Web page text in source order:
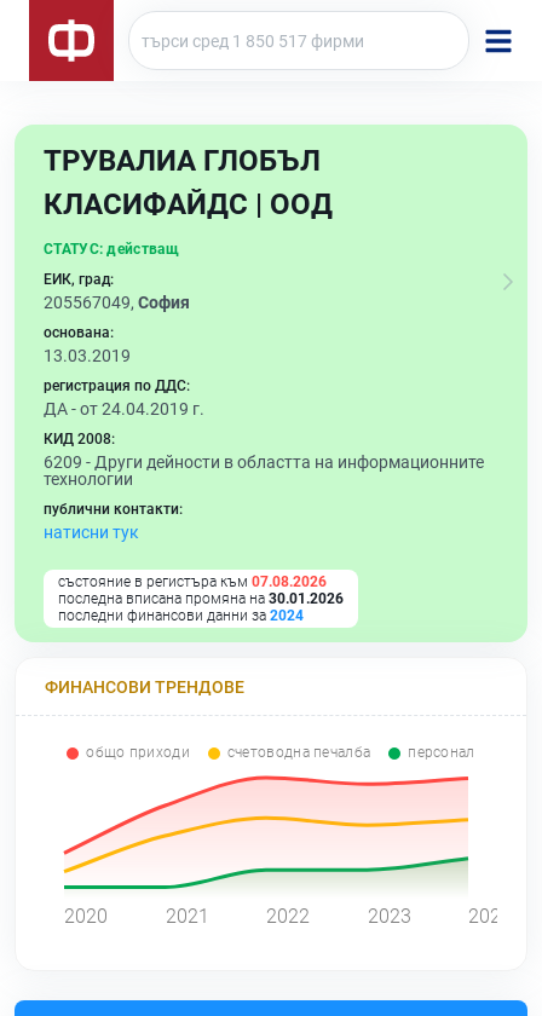
ТРУВАЛИА ГЛОБЪЛ
КЛАСИФАЙДС | ООД
СТАТУС: действащ
ЕИК, град:
205567049, София
основана:
13.03.2019
регистрация по ДДС:
ДА - от 24.04.2019 г.
КИД 2008:
6209 - Други дейности в областта на информационните
технологии
публични контакти:
натисни тук
състояние в регистъра към 07.08.2026
последна вписана промяна на 30.01.2026
последни финансови данни за 2024
ФИНАНСОВИ ТРЕНДОВЕ
общо приходи счетоводна печалба персонал
2020 2021 2022 2023 2024